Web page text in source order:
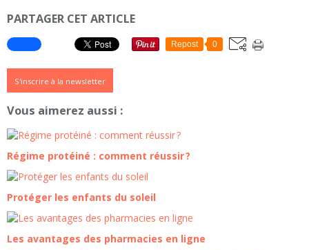
PARTAGER CET ARTICLE
Repost 0
S'inscrire à la newsletter
Vous aimerez aussi :
Régime protéiné : comment réussir ?
Protéger les enfants du soleil
Les avantages des pharmacies en ligne